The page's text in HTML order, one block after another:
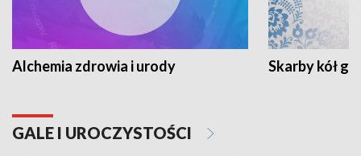
Alchemia zdrowia i urody Skarby kół
GALE I UROCZYSTOŚCI